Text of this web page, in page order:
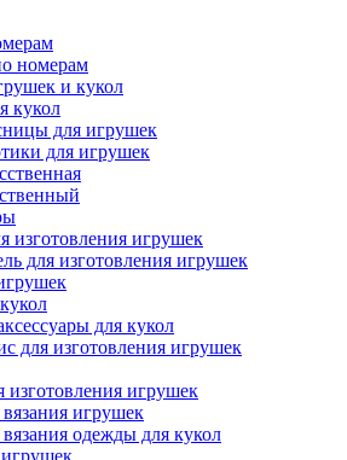
номерам
и кукол
кукол
для игрушек
для игрушек
изготовления игрушек
для изготовления игрушек
для кукол
для изготовления игрушек
изготовления игрушек
игрушек
одежды для кукол